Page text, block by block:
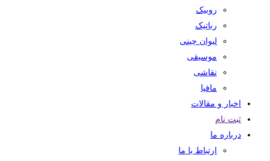
روبیک
رباتیک
لیوان چینی
موسیقی
نقاشی
مافیا
اخبار و مقالات
ثبت نام
درباره ما
ارتباط با ما